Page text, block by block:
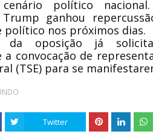
político
Trump ganhou
político nos próximos dias.
da oposição já
a convocação de
(TSE) para se
Twitter